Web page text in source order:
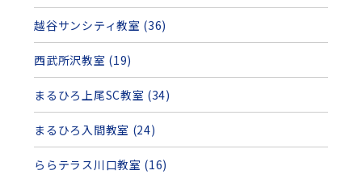
越谷サンシティ教室 (36)
西武所沢教室 (19)
まるひろ上尾SC教室 (34)
まるひろ入間教室 (24)
ららテラス川口教室 (16)